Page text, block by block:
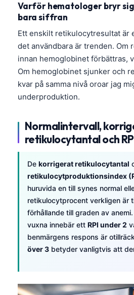
Varför hematologer bryr
bara siffran
Ett enskilt retikulocytresultat är
det användbara är trenden. Om
innan hemoglobinet förbättras,
Om hemoglobinet sjunker och
kvar på samma nivå oroar jag
underproduktion.
Normalintervall,
retikulocytantal och
De korrigerat retikulocytantal
retikulocytproduktionsindex
huruvida en till synes normal
retikulocytprocent verkligen är
förhållande till graden av
vuxna innebär ett RPI under 2
benmärgens respons är
över 3 betyder vanligtvis att